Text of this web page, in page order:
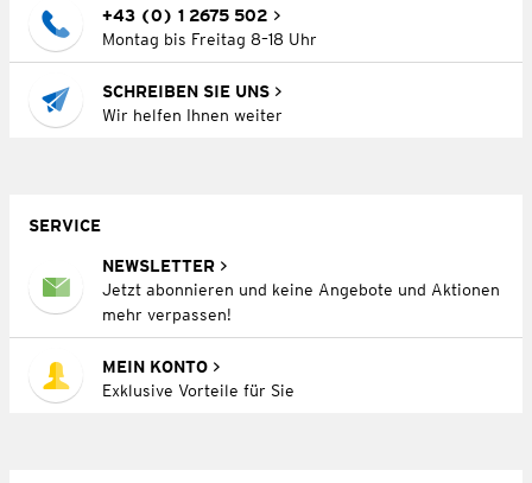
+43 (0) 1 2675 502
Montag bis Freitag 8–18 Uhr
SCHREIBEN SIE UNS
Wir helfen Ihnen weiter
SERVICE
NEWSLETTER
Jetzt abonnieren und keine Angebote und Aktionen
mehr verpassen!
MEIN KONTO
Exklusive Vorteile für Sie